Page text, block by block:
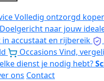
Volledig ontzorgd
Doelgericht naar jouw
accustaat en rijbereik
Occasions Vind,
dienst je nodig hebt?
ons Contact